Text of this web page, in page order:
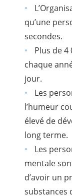
qu’une
secondes.
Plus de 4
chaque
jour.
Les
l’humeur
élevé de
long terme.
Les
mentale
d’avoir un
substances